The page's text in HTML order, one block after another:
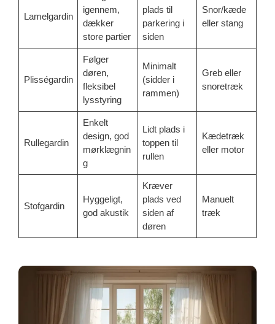
Lamelgardin
igennem,
dækker
store partier
plads til
parkering i
siden
Snor/kæde
eller stang
Plisségardin
Følger
døren,
fleksibel
lysstyring
Minimalt
(sidder i
rammen)
Greb eller
snoretræk
Rullegardin
Enkelt
design, god
mørklægnin
g
Lidt plads i
toppen til
rullen
Kædetræk
eller motor
Stofgardin
Hyggeligt,
god akustik
Kræver
plads ved
siden af
døren
Manuelt
træk